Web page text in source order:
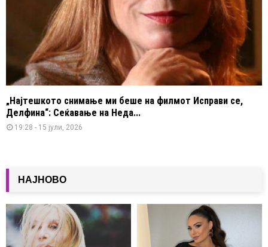
„Најтешкото снимање ми беше на филмот Исправи се,
Делфина“: Сеќавање на Неда...
19:28 - 15 јули, 2026
НАЈНОВО